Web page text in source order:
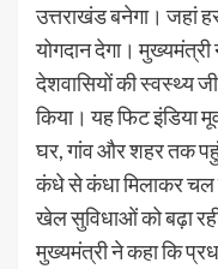
उत्तराखंड बनेगा। जहां
योगदान देगा। मुख्यमंत्री
देशवासियों की स्वस्थ्य
किया। यह फिट इंडिया
घर, गांव और शहर तक
कंधे से कंधा मिलाकर चल
खेल सुविधाओं को बढ़ा
मुख्यमंत्री ने कहा कि